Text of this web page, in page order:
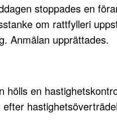
stoppades en
om rattfylleri
Anmälan upprättades.
hölls en